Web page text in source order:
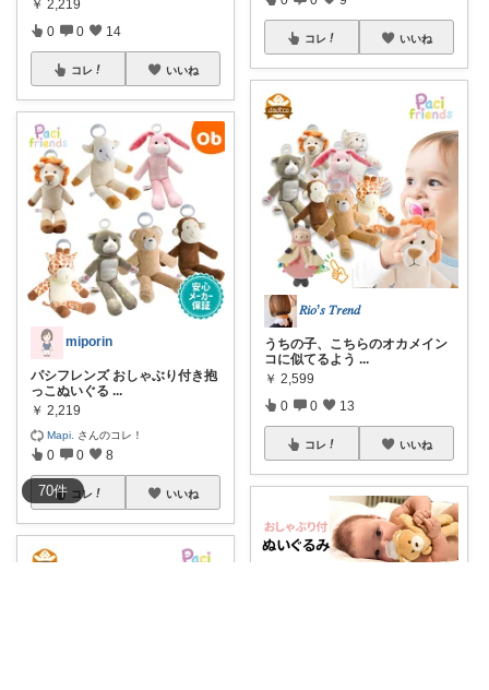
70件
￥ 2,219
0 0 14
コレ いいね
miporin
パシフレンズ おしゃぶり付き抱
っこぬいぐる ...
￥ 2,219
Mapi. さんのコレ！
0 0 8
コレ いいね
コレ いいね
𝑅𝑖𝑜’𝑠 𝑇𝑟𝑒𝑛𝑑
うちの子、こちらのオカメイン
コに似てるよう ...
￥ 2,599
0 0 13
コレ いいね